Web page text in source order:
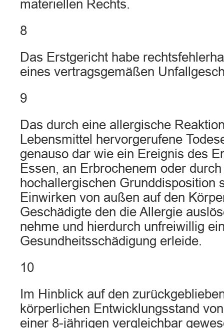
materiellen Rechts.
8
Das Erstgericht habe
eines vertragsgemäßen
9
Das durch eine allergische
Lebensmittel hervorgerufene
genauso dar wie ein Ereignis des
Essen, an Erbrochenem oder
hochallergischen Grunddisposition
Einwirken von außen auf den
Geschädigte den die Allergie
nehme und hierdurch unfreiwillig
Gesundheitsschädigung erleide.
10
Im Hinblick auf den
körperlichen Entwicklungsstand
einer 8-jährigen vergleichbar